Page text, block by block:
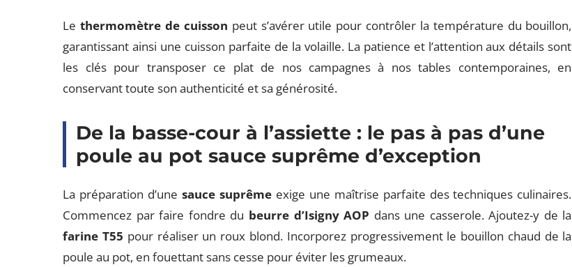
Lethermomètre de cuisson peut s’avérer utile pour contrôler la température du bouillon,
garantissant ainsi une cuisson parfaite de la volaille. La patience et l’attention aux détails sont
les clés pour transposer ce plat de nos campagnes à nos tables contemporaines, en
conservant toute son authenticité et sa générosité.
De la basse-cour à l’assiette : le pas à pas d’une
poule au pot sauce suprême d’exception
La préparation d’unesauce suprême exige une maîtrise parfaite des techniques culinaires.
Commencez par faire fondre du beurre d’Isigny AOP dans une casserole. Ajoutez-y de la
farine T55 pour réaliser un roux blond. Incorporez progressivement le bouillon chaud de la
poule au pot, en fouettant sans cesse pour éviter les grumeaux.